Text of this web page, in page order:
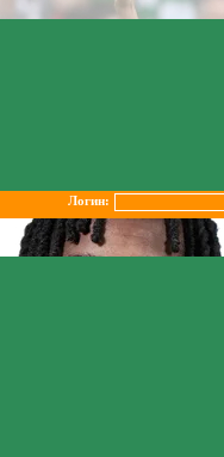
Логин: